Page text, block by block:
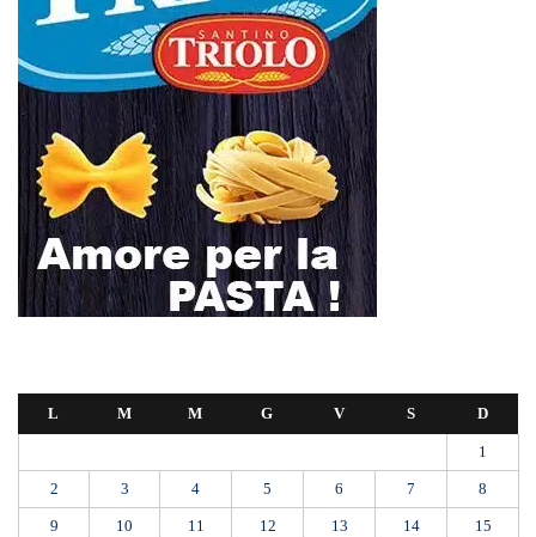
L M M G V S D
1
2 3 4 5 6 7 8
9 10 11 12 13 14 15